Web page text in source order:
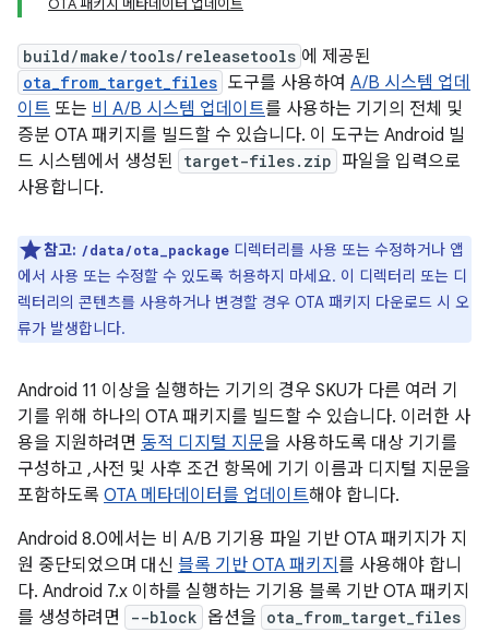
OTA 패키지 메타데이터 업데이트
build/make/tools/releasetools 에 제공된
ota_from_target_files 도구를 사용하여 A/B 시스템 업데
이트 또는 비 A/B 시스템 업데이트를 사용하는 기기의 전체 및
증분 OTA 패키지를 빌드할 수 있습니다. 이 도구는 Android 빌
드 시스템에서 생성된 target-files.zip 파일을 입력으로
사용합니다.
참고: /data/ota_package 디렉터리를 사용 또는 수정하거나 앱
에서 사용 또는 수정할 수 있도록 허용하지 마세요. 이 디렉터리 또는 디
렉터리의 콘텐츠를 사용하거나 변경할 경우 OTA 패키지 다운로드 시 오
류가 발생합니다.
Android 11 이상을 실행하는 기기의 경우 SKU가 다른 여러 기
기를 위해 하나의 OTA 패키지를 빌드할 수 있습니다. 이러한 사
용을 지원하려면 동적 디지털 지문을 사용하도록 대상 기기를
구성하고 ,사전 및 사후 조건 항목에 기기 이름과 디지털 지문을
포함하도록 OTA 메타데이터를 업데이트해야 합니다.
Android 8.0에서는 비 A/B 기기용 파일 기반 OTA 패키지가 지
원 중단되었으며 대신 블록 기반 OTA 패키지 를 사용해야 합니
다. Android 7.x 이하를 실행하는 기기용 블록 기반 OTA 패키지
를 생성하려면
--block 옵션을 ota_from_target_files